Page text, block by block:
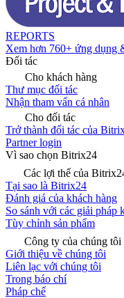
REPORTS
Xem hơn 760+ ứng dụng
Đối tác
Cho khách hàng
Thư mục đối tác
Nhận tham vấn cá nhân
Cho đối tác
Trở thành đối tác của
Partner login
Vì sao chọn Bitrix24
Các lợi thế của
Tại sao là Bitrix24
Đánh giá của khách hàng
So sánh với các giải pháp
Tùy chỉnh sản phẩm
Công ty của chúng tôi
Giới thiệu về chúng tôi
Liên lạc với chúng tôi
Trong báo chí
Pháp chế